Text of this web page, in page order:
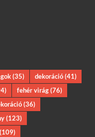
(35) dekoráció(41)
fehér virág(76)
(36)
(123)
(109)